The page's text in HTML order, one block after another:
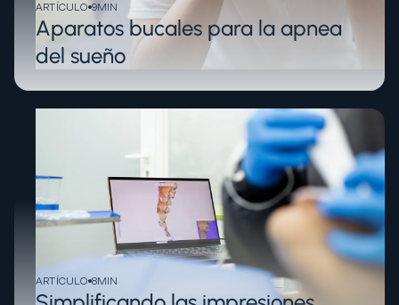
ARTÍCULO 9MIN
Aparatos bucales para la apnea
del sueño
ARTÍCULO 8MIN